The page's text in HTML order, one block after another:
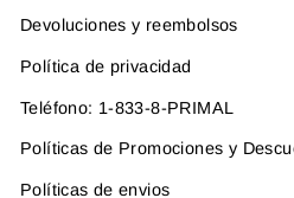
Devoluciones y reembolsos
Política de privacidad
Teléfono: 1-833-8-PRIMAL
Políticas de Promociones y
Políticas de envios